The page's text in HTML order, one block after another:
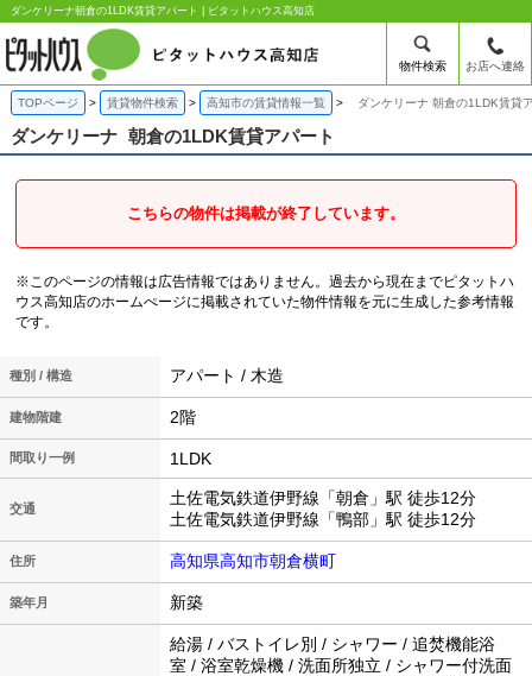
ダンケリーナ朝倉の1LDK賃貸アパート | ピタットハウス高知店
物件検索 お店へ連絡
TOPページ 賃貸物件検索 高知市の賃貸情報一覧 ダンケリーナ 朝倉の1LDK賃貸
ダンケリーナ 朝倉の1LDK賃貸アパート
こちらの物件は掲載が終了しています。
※このページの情報は広告情報ではありません。過去から現在までピタットハ
ウス高知店のホームぺージに掲載されていた物件情報を元に生成した参考情報
です。
種別 / 構造 アパート / 木造
建物階建 2階
間取り一例 1LDK
交通
土佐電気鉄道伊野線「朝倉」駅 徒歩12分
土佐電気鉄道伊野線「鴨部」駅 徒歩12分
住所 高知県高知市朝倉横町
築年月 新築
給湯 / バストイレ別 / シャワー / 追焚機能浴
室 / 浴室乾燥機 / 洗面所独立 / シャワー付洗面